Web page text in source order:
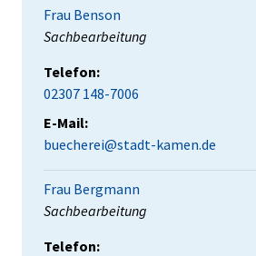
Frau Benson
Position:
Sachbearbeitung
Telefon:
02307 148-7006
E-Mail:
buecherei@stadt-kamen.de
Frau Bergmann
Position:
Sachbearbeitung
Telefon: